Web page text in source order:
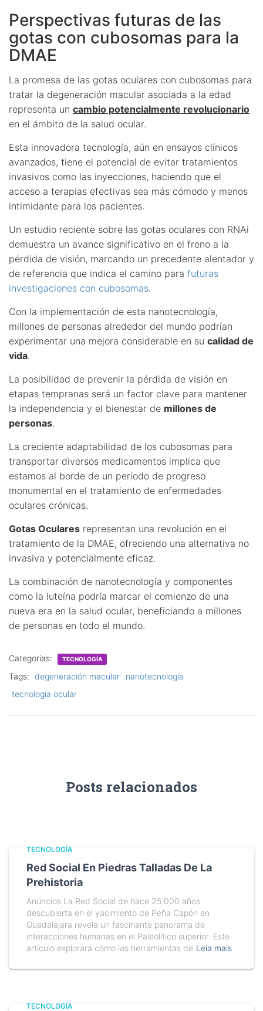
Perspectivas futuras de las
gotas con cubosomas para la
DMAE
La promesa de las gotas oculares con cubosomas para
tratar la degeneración macular asociada a la edad
representa un cambio potencialmente revolucionario
en el ámbito de la salud ocular.
Esta innovadora tecnología, aún en ensayos clínicos
avanzados, tiene el potencial de evitar tratamientos
invasivos como las inyecciones, haciendo que el
acceso a terapias efectivas sea más cómodo y menos
intimidante para los pacientes.
Un estudio reciente sobre las gotas oculares con RNAi
demuestra un avance significativo en el freno a la
pérdida de visión, marcando un precedente alentador y
de referencia que indica el camino para futuras
investigaciones con cubosomas.
Con la implementación de esta nanotecnología,
millones de personas alrededor del mundo podrían
experimentar una mejora considerable en su calidad de
vida.
La posibilidad de prevenir la pérdida de visión en
etapas tempranas será un factor clave para mantener
la independencia y el bienestar de millones de
personas.
La creciente adaptabilidad de los cubosomas para
transportar diversos medicamentos implica que
estamos al borde de un periodo de progreso
monumental en el tratamiento de enfermedades
oculares crónicas.
Gotas Oculares representan una revolución en el
tratamiento de la DMAE, ofreciendo una alternativa no
invasiva y potencialmente eficaz.
La combinación de nanotecnología y componentes
como la luteína podría marcar el comienzo de una
nueva era en la salud ocular, beneficiando a millones
de personas en todo el mundo.
Categorias: TECNOLOGÍA
Tags: degeneración macular
nanotecnología
tecnología ocular
Posts relacionados
TECNOLOGÍA
Red Social En Piedras Talladas De La
Prehistoria
Anúncios La Red Social de hace 25.000 años
descubierta en el yacimiento de Peña Capón en
Guadalajara revela un fascinante panorama de
interacciones humanas en el Paleolítico superior. Este
artículo explorará cómo las herramientas de Leia mais
TECNOLOGÍA